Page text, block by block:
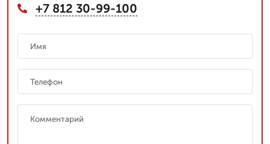
+7 812 30-99-100